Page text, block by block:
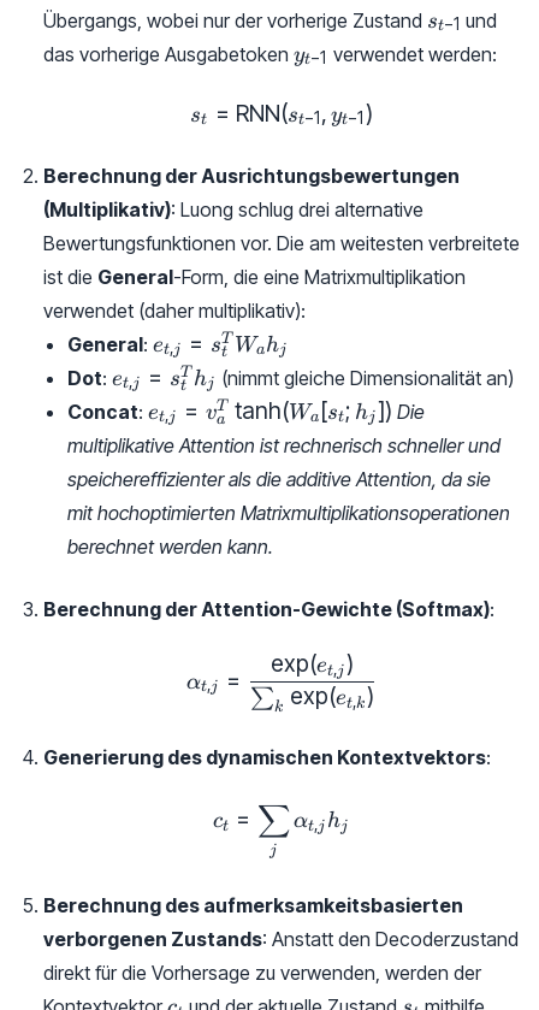
Übergangs, wobei nur der vorherige Zustand s_{t-
1}
st−1 und
das vorherige Ausgabetoken y_{t-
yt−1 verwendet werden:
s_t = \text{RNN}(s_{t-1},
st = RNN(st−1 , yt−1 )
Berechnung der Ausrichtungsbewertungen
(Multiplikativ): Luong schlug drei alternative
Bewertungsfunktionen vor. Die am weitesten verbreitete
ist die General-Form, die eine Matrixmultiplikation
verwendet (daher multiplikativ):
General: e_{t,
j} =
s_t^T
W_a
h_j
et,j = st
T Wahj
Dot: e_{t,
j} =
s_t^T
h_j
et,j = st
T hj
(nimmt gleiche Dimensionalität an)
Concat: e_{t, j} =
v_a^T
[s_t; h_j])
et,j = va
T tanh(Wa [st; hj ]) Die
multiplikative Attention ist rechnerisch schneller und
speichereffizienter als die additive Attention, da sie
mit hochoptimierten Matrixmultiplikationsoperationen
berechnet werden kann.
Berechnung der Attention-Gewichte (Softmax):
\alpha_{t, j} =
αt,j =
∑k exp(et,k)
exp(et,j )
Generierung des dynamischen Kontextvektors:
c_t = \sum_j \alpha_{t, j}
ct =
j
∑αt,j hj
Berechnung des aufmerksamkeitsbasierten
verborgenen Zustands: Anstatt den Decoderzustand
direkt für die Vorhersage zu verwenden, werden der
c_t s_t